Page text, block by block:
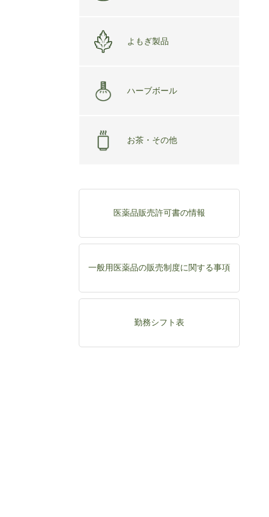
よもぎ製品
ハーブボール
お茶・その他
医薬品販売許可書の情報
一般用医薬品の販売制度に関する事項
勤務シフト表